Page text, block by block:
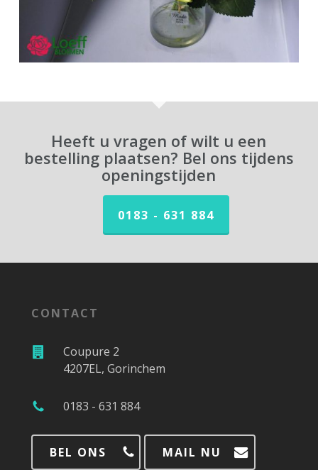
Heeft u vragen of wilt u een
bestelling plaatsen? Bel ons tijdens
openingstijden
0183 - 631 884
CONTACT
Coupure 2
4207EL, Gorinchem
0183 - 631 884
BEL ONS MAIL NU